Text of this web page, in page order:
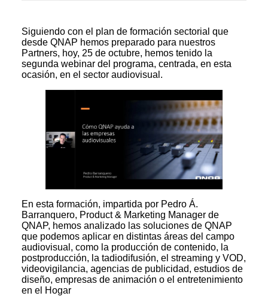
Siguiendo con el plan de formación sectorial que
desde QNAP hemos preparado para nuestros
Partners, hoy, 25 de octubre, hemos tenido la
segunda webinar del programa, centrada, en esta
ocasión, en el sector audiovisual.
En esta formación, impartida por Pedro Á.
Barranquero, Product & Marketing Manager de
QNAP, hemos analizado las soluciones de QNAP
que podemos aplicar en distintas áreas del campo
audiovisual, como la producción de contenido, la
postproducción, la tadiodifusión, el streaming y VOD,
videovigilancia, agencias de publicidad, estudios de
diseño, empresas de animación o el entretenimiento
en el Hogar